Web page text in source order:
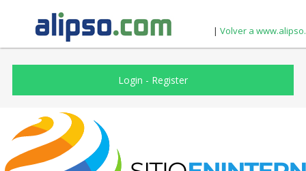
| Volver a
Login - Register